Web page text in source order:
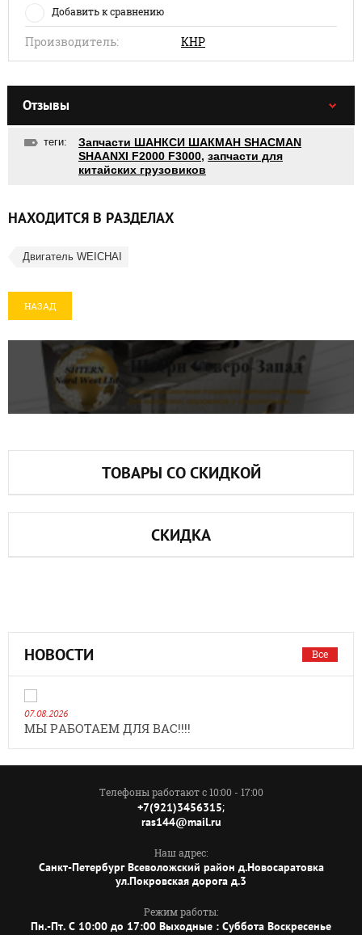
Добавить к сравнению
Производитель: КНР
Отзывы
теги:
Запчасти ШАНКСИ ШАКМАН SHACMAN
SHAANXI F2000 F3000, запчасти для
китайских грузовиков
НАХОДИТСЯ В РАЗДЕЛАХ
Двигатель WEICHAI
НАЗАД
ТОВАРЫ СО СКИДКОЙ
СКИДКА
НОВОСТИ Все
07.08.2026
МЫ РАБОТАЕМ ДЛЯ ВАС!!!!
Телефоны работают с 10:00 - 17:00
+7(921)3456315;
ras144@mail.ru
Наш адрес:
Санкт-Петербург Всеволожский район д.Новосаратовка
ул.Покровская дорога д.3
Режим работы:
Пн.-Пт. C 10:00 до 17:00 Выходные : Суббота Воскресенье